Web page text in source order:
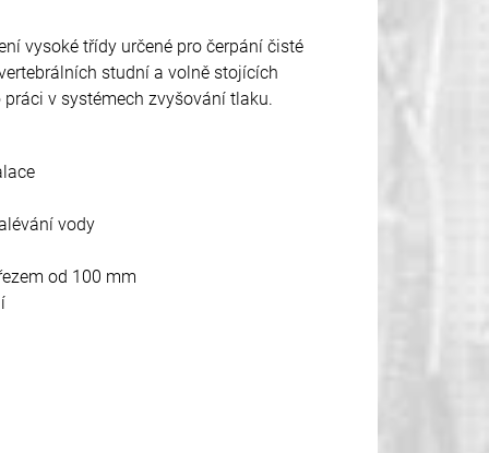
vysoké třídy určené pro čerpání čisté
studní a volně stojících
v systémech zvyšování tlaku.
vody
od 100 mm